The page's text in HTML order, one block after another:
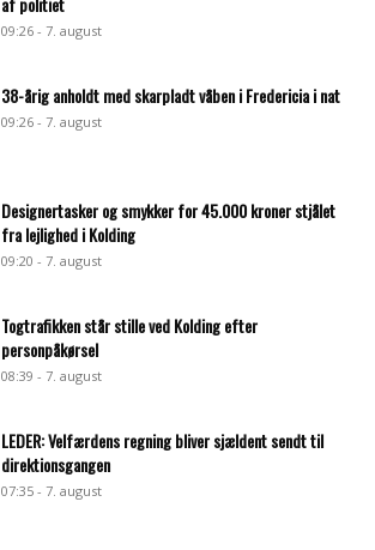
09:26 - 7. august
38-årig anholdt med skarpladt våben i Fredericia i nat
09:26 - 7. august
Designertasker og smykker for 45.000 kroner stjålet
fra lejlighed i Kolding
09:20 - 7. august
Togtrafikken står stille ved Kolding efter
personpåkørsel
08:39 - 7. august
LEDER: Velfærdens regning bliver sjældent sendt til
direktionsgangen
07:35 - 7. august